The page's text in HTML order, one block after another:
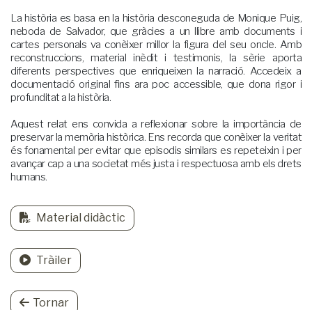
La història es basa en la història desconeguda de Monique Puig,
neboda de Salvador, que gràcies a un llibre amb documents i
cartes personals va conèixer millor la figura del seu oncle. Amb
reconstruccions, material inèdit i testimonis, la sèrie aporta
diferents perspectives que enriqueixen la narració. Accedeix a
documentació original fins ara poc accessible, que dona rigor i
profunditat a la història.
Aquest relat ens convida a reflexionar sobre la importància de
preservar la memòria històrica. Ens recorda que conèixer la veritat
és fonamental per evitar que episodis similars es repeteixin i per
avançar cap a una societat més justa i respectuosa amb els drets
humans.
Material didàctic
Tràiler
Tornar